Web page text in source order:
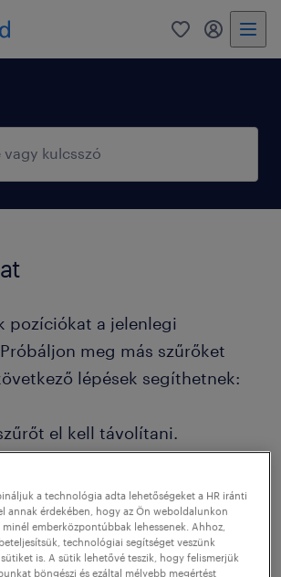
0 fiókom
pozíciókat a jelenlegi
meg más szűrőket
lépések segíthetnek:
el kell távolítani.
kibővíteni a keresés
más pozíció nevet, vagy
a technológia adta lehetőségeket a HR iránti
annak érdekében, hogy az Ön weboldalunkon
minél emberközpontúbbak lehessenek. Ahhoz,
technológiai segítséget veszünk
is. A sütik lehetővé teszik, hogy felismerjük
böngészi és ezáltal mélyebb megértést